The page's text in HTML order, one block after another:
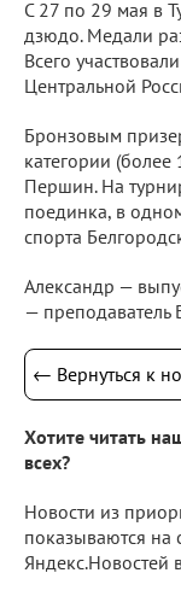
С 27 по 29 мая в
дзюдо. Медали
Всего
Центральной
Бронзовым
категории (более
Першин. На
поединка, в
спорта
Александр —
—
← Вернуться к
Хотите читать
всех?
Новости из
показываются на
Яндекс.Новостей